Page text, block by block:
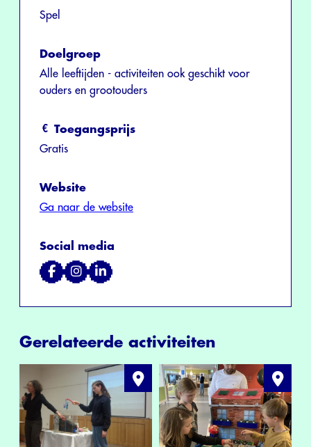
Spel
Doelgroep
Alle leeftijden - activiteiten ook geschikt voor
ouders en grootouders
Toegangsprijs
Gratis
Website
Ga naar de website
Social media
Gerelateerde activiteiten